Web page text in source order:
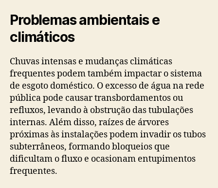
Problemas ambientais e
climáticos
Chuvas intensas e mudanças climáticas
frequentes podem também impactar o sistema
de esgoto doméstico. O excesso de água na rede
pública pode causar transbordamentos ou
refluxos, levando à obstrução das tubulações
internas. Além disso, raízes de árvores
próximas às instalações podem invadir os tubos
subterrâneos, formando bloqueios que
dificultam o fluxo e ocasionam entupimentos
frequentes.